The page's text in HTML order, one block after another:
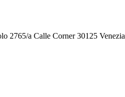
2765/a Calle Corner 30125 Venezia